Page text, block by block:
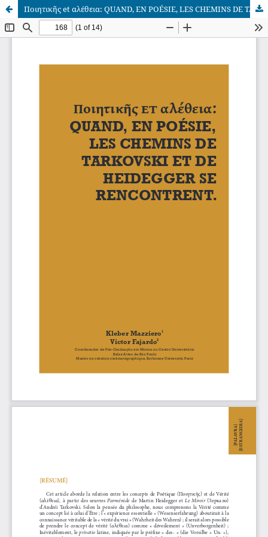
Ποιητικῆς et αλέθεια: QUAND, EN POÉSIE, LES CHEMINS DE TARKOVSKI ET DE HEIDEGGER SE RENCONTRENT